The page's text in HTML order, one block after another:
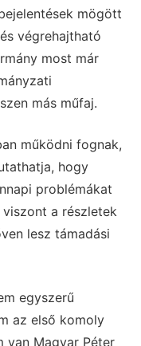
mögött
végrehajtható
most már
más műfaj.
működni fognak,
hogy
problémákat
a részletek
lesz támadási
egyszerű
az első komoly
van Magyar Péter